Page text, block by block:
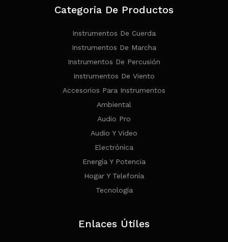
Categoria De Productos
Instrumentos De Cuerda
Instrumentos De Marcha
Instrumentos De Percusión
Instrumentos De Viento
Accesorios Para Instrumentos
Ambiental
Audio Pro
Audio Y Video
Electrónica
Energía Y Potencia
Hogar Y Telefonía
Tecnología
Enlaces Útiles